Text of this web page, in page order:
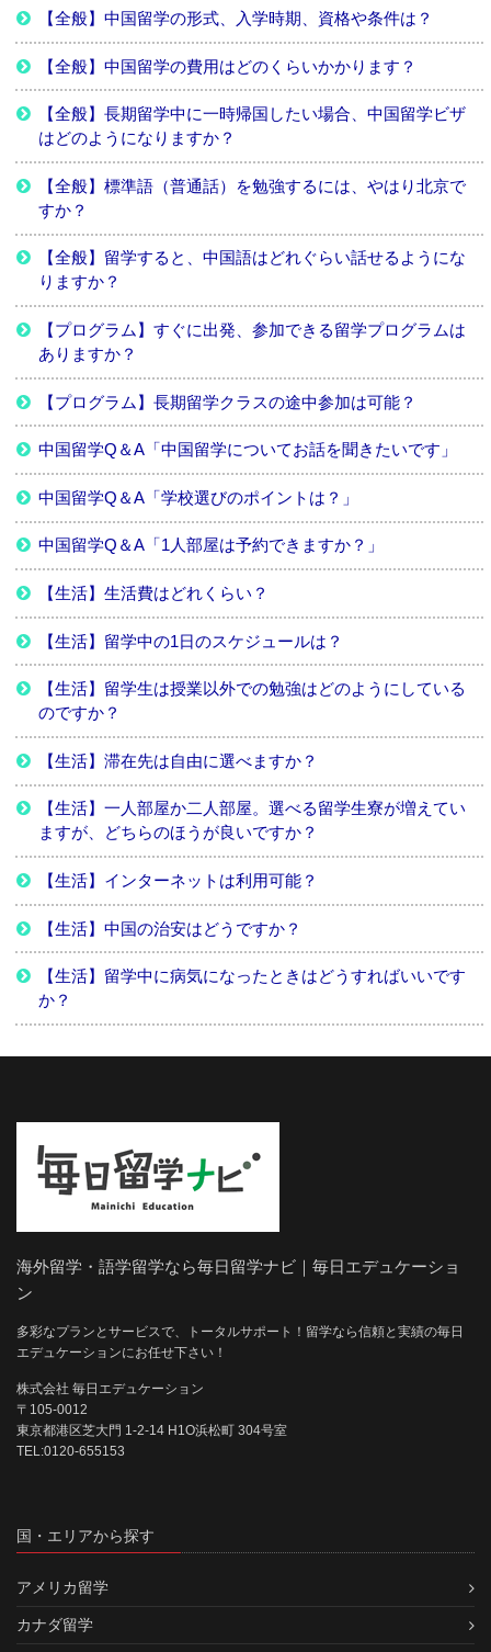
【全般】中国留学の形式、入学時期、資格や条件は？
【全般】中国留学の費用はどのくらいかかります？
【全般】長期留学中に一時帰国したい場合、中国留学ビザ
はどのようになりますか？
【全般】標準語（普通話）を勉強するには、やはり北京で
すか？
【全般】留学すると、中国語はどれぐらい話せるようにな
りますか？
【プログラム】すぐに出発、参加できる留学プログラムは
ありますか？
【プログラム】長期留学クラスの途中参加は可能？
中国留学Q＆A「中国留学についてお話を聞きたいです」
中国留学Q＆A「学校選びのポイントは？」
中国留学Q＆A「1人部屋は予約できますか？」
【生活】生活費はどれくらい？
【生活】留学中の1日のスケジュールは？
【生活】留学生は授業以外での勉強はどのようにしている
のですか？
【生活】滞在先は自由に選べますか？
【生活】一人部屋か二人部屋。選べる留学生寮が増えてい
ますが、どちらのほうが良いですか？
【生活】インターネットは利用可能？
【生活】中国の治安はどうですか？
【生活】留学中に病気になったときはどうすればいいです
か？
海外留学・語学留学なら毎日留学ナビ｜毎日エデュケーショ
ン
多彩なプランとサービスで、トータルサポート！留学なら信頼と実績の毎日
エデュケーションにお任せ下さい！
株式会社 毎日エデュケーション
〒105-0012
東京都港区芝大門 1-2-14 H1O浜松町 304号室
TEL:0120-655153
国・エリアから探す
アメリカ留学
カナダ留学